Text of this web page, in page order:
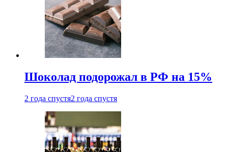
Шоколад подорожал в РФ на 15%
2 года спустя2 года спустя